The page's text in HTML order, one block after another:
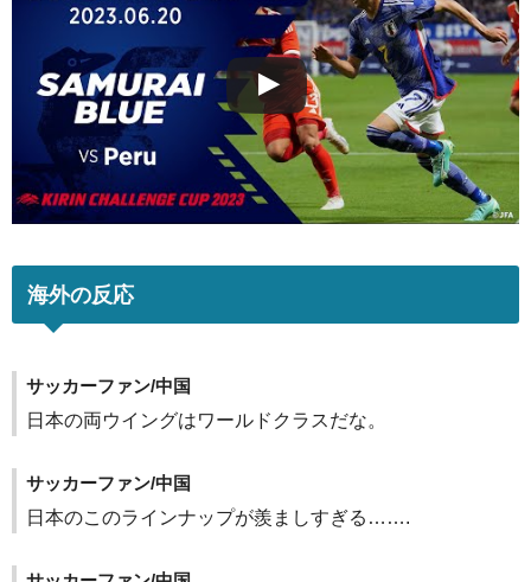
海外の反応
サッカーファン/中国
日本の両ウイングはワールドクラスだな。
サッカーファン/中国
日本のこのラインナップが羨ましすぎる…….